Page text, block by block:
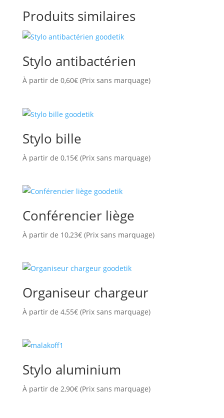
Produits similaires
Stylo antibactérien
À partir de 0,60€(Prix sans marquage)
Stylo bille
À partir de 0,15€(Prix sans marquage)
Conférencier liège
À partir de 10,23€(Prix sans marquage)
Organiseur chargeur
À partir de 4,55€(Prix sans marquage)
Stylo aluminium
À partir de 2,90€(Prix sans marquage)